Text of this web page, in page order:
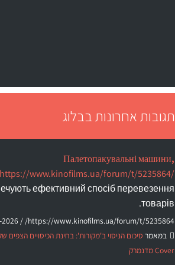
תגובות אחרונות בבלוג
Палетопакувальні машини,
https://www.kinofilms.ua/forum/t/5235864/
ефективний спосіб перевезення
товарів.
https://www.kinofilms.ua/forum/t/5235864/ /
במאמר
Cover מדנמרק